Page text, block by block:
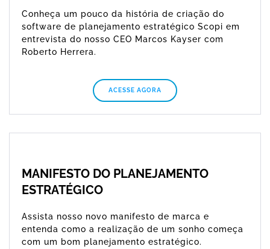
Conheça um pouco da história de criação do
software de planejamento estratégico Scopi em
entrevista do nosso CEO Marcos Kayser com
Roberto Herrera.
ACESSE AGORA
MANIFESTO DO PLANEJAMENTO
ESTRATÉGICO
Assista nosso novo manifesto de marca e
entenda como a realização de um sonho começa
com um bom planejamento estratégico.